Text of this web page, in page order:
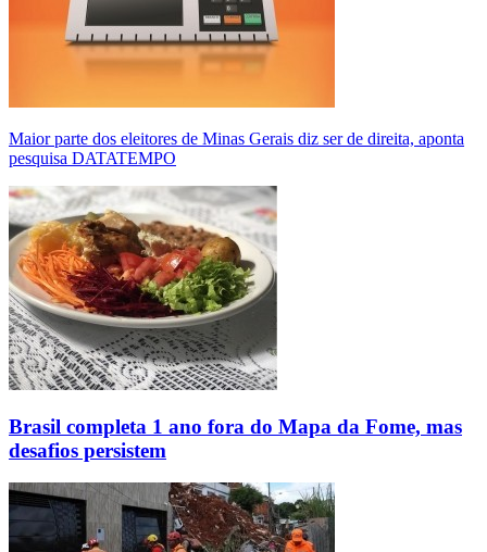
Maior parte dos eleitores de Minas Gerais diz ser de direita, aponta
pesquisa DATATEMPO
Brasil completa 1 ano fora do Mapa da Fome, mas
desafios persistem